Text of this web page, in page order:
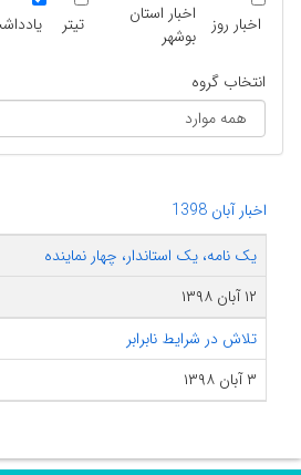
اخبار روز
اخبار استان
بوشهر
تیتر
انتخاب گروه
اخبار آبان 1398
یک نامه، یک استاندار، چهار نماینده
۱۲ آبان ۱۳۹۸
تلاش در شرایط نابرابر
۳ آبان ۱۳۹۸